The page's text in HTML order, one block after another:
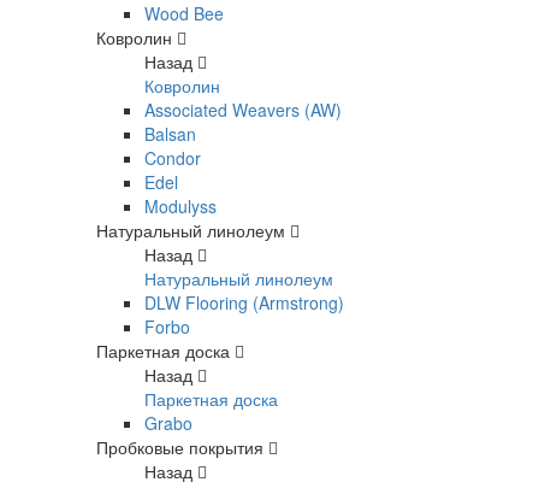
Wood Bee
Ковролин
Назад
Ковролин
Associated Weavers (AW)
Balsan
Condor
Edel
Modulyss
Натуральный линолеум
Назад
Натуральный линолеум
DLW Flooring (Armstrong)
Forbo
Паркетная доска
Назад
Паркетная доска
Grabo
Пробковые покрытия
Назад